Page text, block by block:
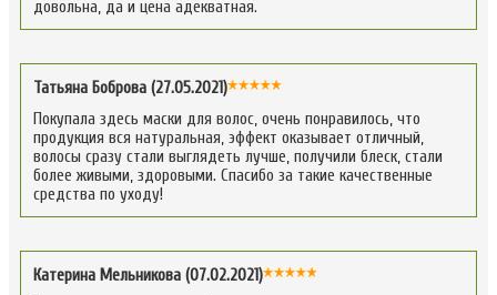
довольна, да и цена адекватная.
Татьяна Боброва (27.05.2021)
Покупала здесь маски для волос, очень понравилось, что
продукция вся натуральная, эффект оказывает отличный,
волосы сразу стали выглядеть лучше, получили блеск, стали
более живыми, здоровыми. Спасибо за такие качественные
средства по уходу!
Катерина Мельникова (07.02.2021)